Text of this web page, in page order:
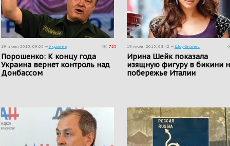
19 июля 2015, 09:05 — Украина 725
Порошенко: К концу года
Украина вернет контроль над
Донбассом
19 июля 2015, 08:42 — Шоу-бизнес
Ирина Шейк показала
изящную фигуру в бикини
побережье Италии